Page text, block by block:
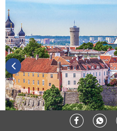
Jetzt Urlaub planen:
Urlaub in Estland